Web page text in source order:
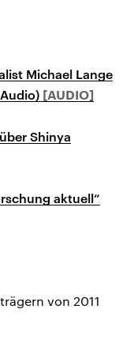
Michael Lange
Shinya
aktuell“
von 2011